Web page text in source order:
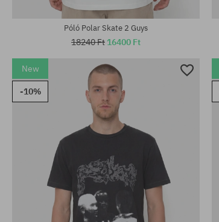
Póló Polar Skate 2 Guys
18240 Ft 16400 Ft
New
-10%